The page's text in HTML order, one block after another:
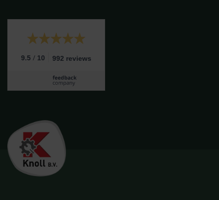
9.5 / 10 992 reviews